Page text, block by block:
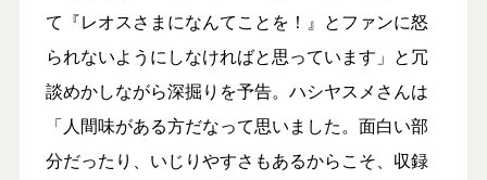
て『レオスさまになんてことを！』とファンに怒
られないようにしなければと思っています」と冗
談めかしながら深掘りを予告。ハシヤスメさんは
「人間味がある方だなって思いました。面白い部
分だったり、いじりやすさもあるからこそ、収録